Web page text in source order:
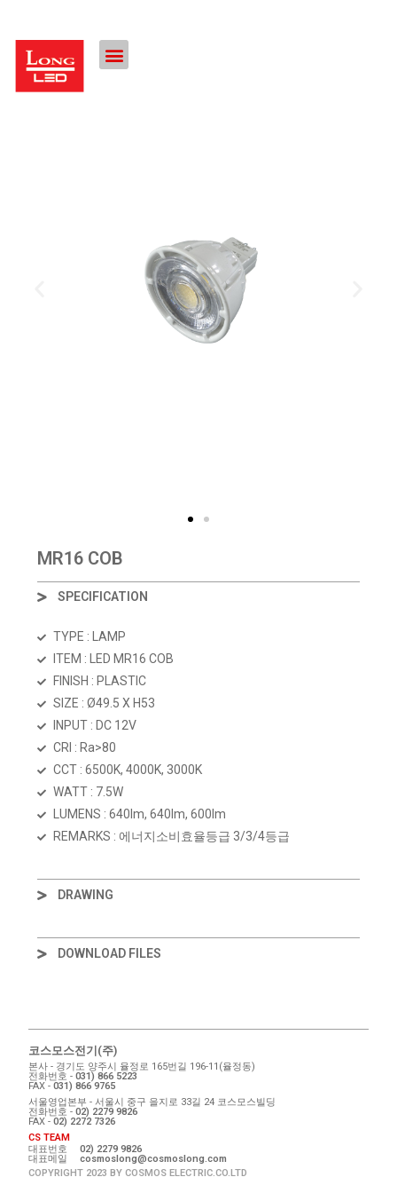
MR16 COB
SPECIFICATION
TYPE : LAMP
ITEM : LED MR16 COB
FINISH : PLASTIC
SIZE : Ø49.5 X H53
INPUT : DC 12V
CRI : Ra>80
CCT : 6500K, 4000K, 3000K
WATT : 7.5W
LUMENS : 640lm, 640lm, 600lm
REMARKS : 에너지소비효율등급 3/3/4등급
DRAWING
DOWNLOAD FILES
코스모스전기(주)
본사 - 경기도 양주시 율정로 165번길 196-11(율정동)
전화번호 -031) 866 5223
FAX -031) 866 9765
서울영업본부 - 서울시 중구 을지로 33길 24 코스모스빌딩
전화번호 -02) 2279 9826
FAX -02) 2272 7326
CS TEAM
대표번호02) 2279 9826
대표메일cosmoslong@cosmoslong.com
COPYRIGHT 2023 BY COSMOS ELECTRIC.CO.LTD